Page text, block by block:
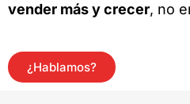
vender más y crecer, no
¿Hablamos?